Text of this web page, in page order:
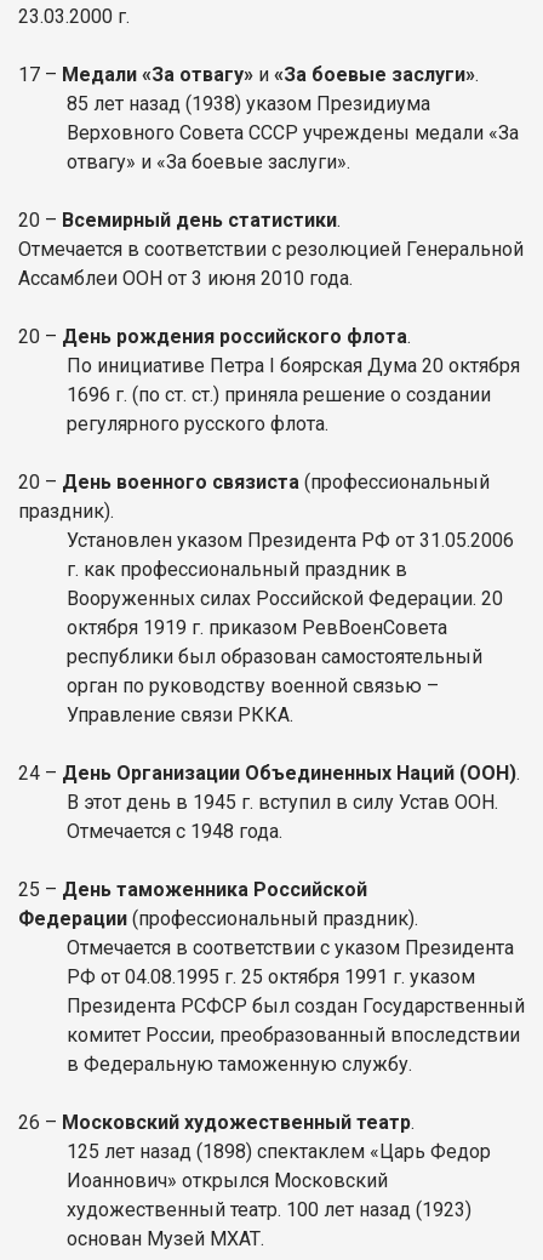
23.03.2000 г.
17 – Медали «За отвагу» и «За боевые заслуги».
85 лет назад (1938) указом Президиума
Верховного Совета СССР учреждены медали «За
отвагу» и «За боевые заслуги».
20 – Всемирный день статистики.
Отмечается в соответствии с резолюцией Генеральной
Ассамблеи ООН от 3 июня 2010 года.
20 – День рождения российского флота.
По инициативе Петра I боярская Дума 20 октября
1696 г. (по ст. ст.) приняла решение о создании
регулярного русского флота.
20 – День военного связиста (профессиональный
праздник).
Установлен указом Президента РФ от 31.05.2006
г. как профессиональный праздник в
Вооруженных силах Российской Федерации. 20
октября 1919 г. приказом РевВоенСовета
республики был образован самостоятельный
орган по руководству военной связью –
Управление связи РККА.
24 – День Организации Объединенных Наций (ООН).
В этот день в 1945 г. вступил в силу Устав ООН.
Отмечается с 1948 года.
25 – День таможенника Российской
Федерации (профессиональный праздник).
Отмечается в соответствии с указом Президента
РФ от 04.08.1995 г. 25 октября 1991 г. указом
Президента РСФСР был создан Государственный
комитет России, преобразованный впоследствии
в Федеральную таможенную службу.
26 – Московский художественный театр.
125 лет назад (1898) спектаклем «Царь Федор
Иоаннович» открылся Московский
художественный театр. 100 лет назад (1923)
основан Музей МХАТ.